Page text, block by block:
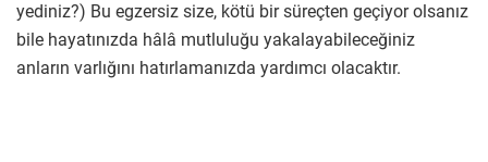
yediniz?) Bu egzersiz size, kötü bir süreçten geçiyor olsanız
bile hayatınızda hâlâ mutluluğu yakalayabileceğiniz
anların varlığını hatırlamanızda yardımcı olacaktır.